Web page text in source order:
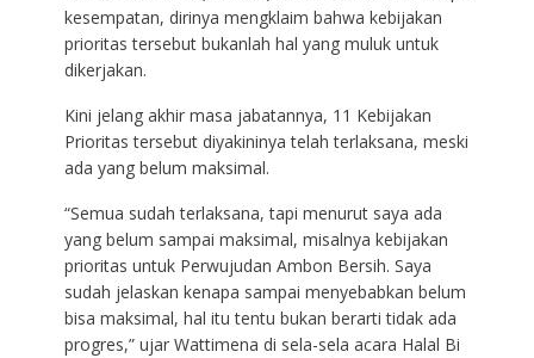
kesempatan, dirinya mengklaim bahwa kebijakan
prioritas tersebut bukanlah hal yang muluk untuk
dikerjakan.
Kini jelang akhir masa jabatannya, 11 Kebijakan
Prioritas tersebut diyakininya telah terlaksana, meski
ada yang belum maksimal.
“Semua sudah terlaksana, tapi menurut saya ada
yang belum sampai maksimal, misalnya kebijakan
prioritas untuk Perwujudan Ambon Bersih. Saya
sudah jelaskan kenapa sampai menyebabkan belum
bisa maksimal, hal itu tentu bukan berarti tidak ada
progres,” ujar Wattimena di sela-sela acara Halal Bi